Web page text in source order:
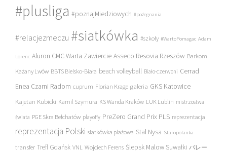
#plusliga #poznajMiedziowych #pożegnania
#relacjezmeczu #siatkówka #szkoły #WartoPomagac Adam
Lorenc Aluron CMC Warta Zawiercie Asseco Resovia Rzeszów Barkom
Każany Lwów BBTS Bielsko-Biała beach volleyball Biało-czerwoni Cerrad
Enea Czarni Radom cuprum Florian Krage galeria GKS Katowice
Kajetan Kubicki Kamil Szymura KS Wanda Kraków LUK Lublin mistrzostwa
świata PGE Skra Bełchatów playoffy PreZero Grand Prix PLS reprezentacja
reprezentacja Polski siatkówka plażowa Stal Nysa Staropolanka
transfer Trefl Gdańsk VNL Wojciech Ferens Ślepsk Malow Suwałki バレー